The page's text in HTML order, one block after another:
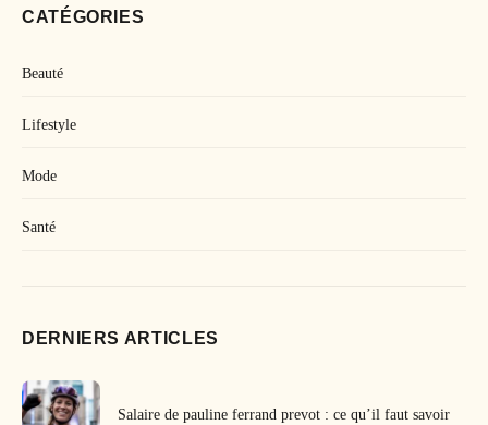
CATÉGORIES
Beauté
Lifestyle
Mode
Santé
DERNIERS ARTICLES
Salaire de pauline ferrand prevot : ce qu’il faut savoir